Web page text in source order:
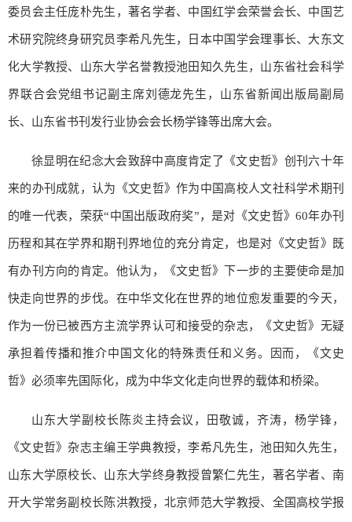
委员会主任庞朴先生，著名学者、中国红学会荣誉会长、中国艺
术研究院终身研究员李希凡先生，日本中国学会理事长、大东文
化大学教授、山东大学名誉教授池田知久先生，山东省社会科学
界联合会党组书记副主席刘德龙先生，山东省新闻出版局副局
长、山东省书刊发行业协会会长杨学锋等出席大会。
徐显明在纪念大会致辞中高度肯定了《文史哲》创刊六十年
来的办刊成就，认为《文史哲》作为中国高校人文社科学术期刊
的唯一代表，荣获“中国出版政府奖”，是对《文史哲》60年办刊
历程和其在学界和期刊界地位的充分肯定，也是对《文史哲》既
有办刊方向的肯定。他认为，《文史哲》下一步的主要使命是加
快走向世界的步伐。在中华文化在世界的地位愈发重要的今天，
作为一份已被西方主流学界认可和接受的杂志，《文史哲》无疑
承担着传播和推介中国文化的特殊责任和义务。因而，《文史
哲》必须率先国际化，成为中华文化走向世界的载体和桥梁。
山东大学副校长陈炎主持会议，田敬诚，齐涛，杨学锋，
《文史哲》杂志主编王学典教授，李希凡先生，池田知久先生，
山东大学原校长、山东大学终身教授曾繁仁先生，著名学者、南
开大学常务副校长陈洪教授，北京师范大学教授、全国高校学报